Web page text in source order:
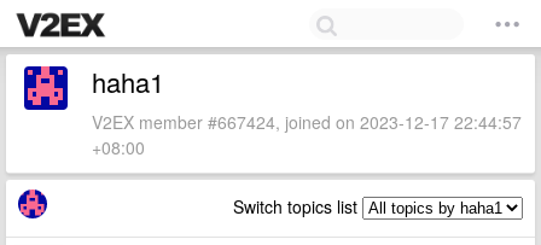
haha1
V2EX member #667424, joined on 2023-12-17 22:44:57
+08:00
Switch topics list